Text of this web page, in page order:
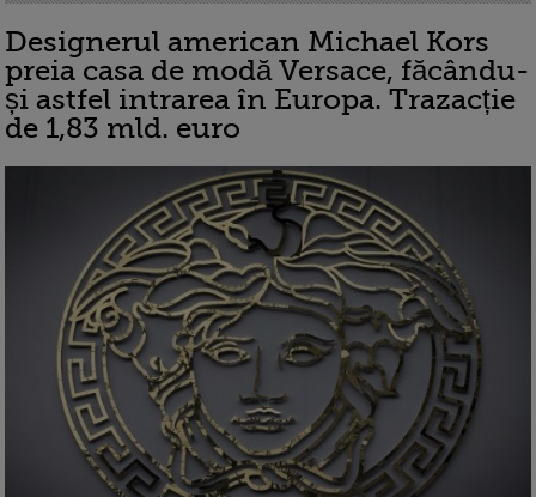
Designerul american Michael Kors
preia casa de modă Versace, făcându-
și astfel intrarea în Europa. Trazacție
de 1,83 mld. euro